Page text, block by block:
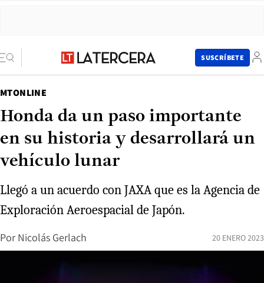
SUSCRÍBETE
MTONLINE
Honda da un paso importante
en su historia y desarrollará un
vehículo lunar
Llegó a un acuerdo con JAXA que es la Agencia de
Exploración Aeroespacial de Japón.
Por Nicolás Gerlach 20 ENERO 2023